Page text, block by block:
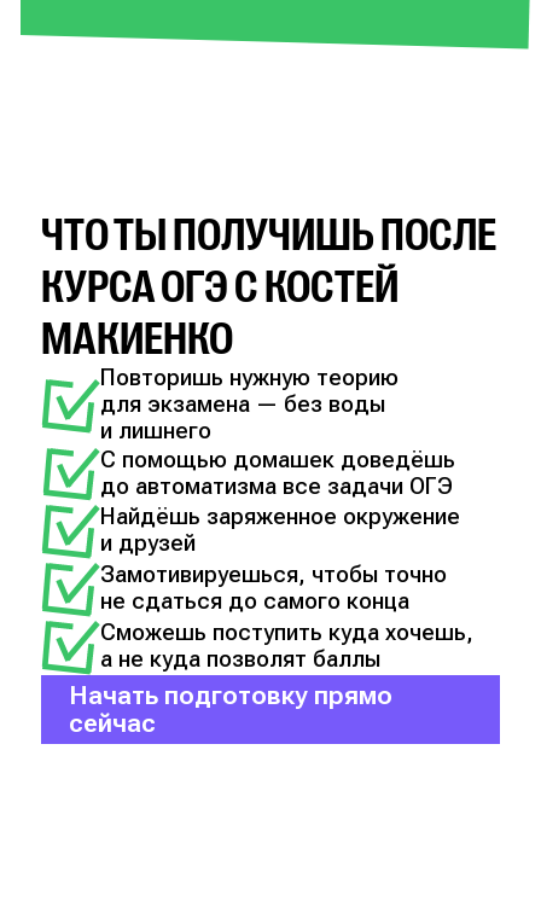
ЧТО ТЫ ПОЛУЧИШЬ ПОСЛЕ
КУРСА ОГЭ С КОСТЕЙ
МАКИЕНКО
Повторишь нужную теорию
для экзамена — без воды
и лишнего
С помощью домашек доведёшь
до автоматизма все задачи ОГЭ
Найдёшь заряженное окружение
и друзей
Замотивируешься, чтобы точно
не сдаться до самого конца
Сможешь поступить куда хочешь,
а не куда позволят баллы
Начать подготовку прямо
сейчас